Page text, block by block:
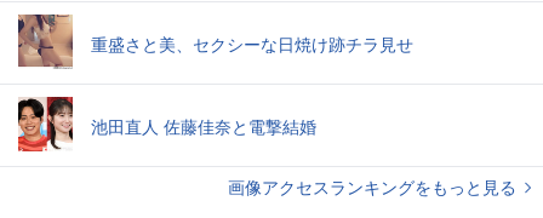
重盛さと美、セクシーな日焼け跡チラ見せ
池田直人 佐藤佳奈と電撃結婚
画像アクセスランキングをもっと見る